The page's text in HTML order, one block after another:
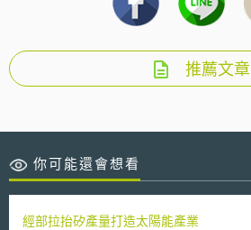
推薦文章
你可能還會想看
經部拉抬矽產量打造太陽能產業